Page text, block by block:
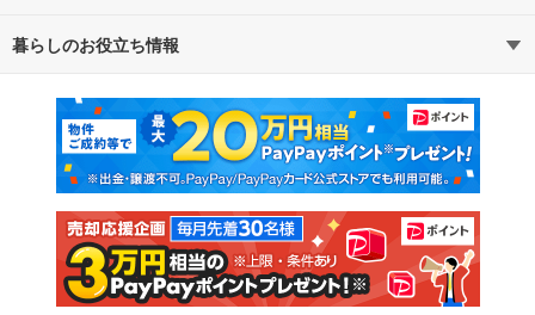
不動産・住宅
新築マンション 中古マンション
新築一戸建て 中古一戸建て
注文住宅 土地
売却査定
暮らしのお役立ち情報
マンションカタログ 教えて！住まいの先生